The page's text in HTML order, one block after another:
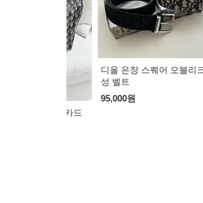
디올 은장 스퀘어 오블리크 남
성 벨트
95,000
원